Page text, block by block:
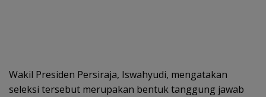
Wakil Presiden Persiraja, Iswahyudi, mengatakan
seleksi tersebut merupakan bentuk tanggung jawab